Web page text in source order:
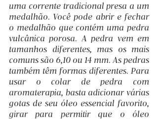
uma corrente tradicional presa a um
medalhão. Você pode abrir e fechar
o medalhão que contém uma pedra
vulcânica porosa. A pedra vem em
tamanhos diferentes, mas os mais
comuns são 6,10 ou 14 mm. As pedras
também têm formas diferentes. Para
usar o colar de pedra com
aromaterapia, basta adicionar várias
gotas de seu óleo essencial favorito,
girar para permitir que o óleo